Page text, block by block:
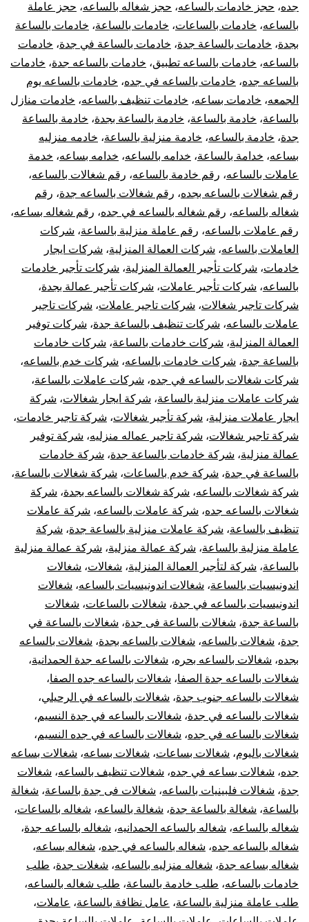
جده، حجز خادمات بالساعه، حجز شغاله بالساعه، حجز عاملة
بالساعه، خادمات بالساعات، خادمات بالساعة، خادمات بالساعة
بجدة، خادمات بالساعة جدة، خادمات بالساعة في جدة، خادمات
بالساعه، خادمات بالساعه تطبيق، خادمات بالساعه جدة، خادمات
بالساعه جده، خادمات بالساعه في جده، خادمات بالساعه يوم
الجمعه، خادمات بساعه، خادمات تنظيف بالساعه، خادمات منازل
بالساعة، خادمة بالساعة، خادمة بالساعة بجدة، خادمة بالساعة
جدة، خادمة بالساعه، خادمة منزلية بالساعة، خادمه منزليه
بساعه، خدامة بالساعة، خدامه بالساعه، خدامه بساعه، خدمة
عاملات بالساعه، رقم خادمة بالساعه، رقم شغالات بالساعه،
رقم شغالات بالساعه بجده، رقم شغالات بالساعه جدة، رقم
شغاله بالساعه، رقم شغاله بالساعه في جده، رقم شغاله بساعه،
رقم عاملات بالساعه، رقم عاملة منزلية بالساعة، شركات
العاملات بالساعه، شركات العمالة المنزلية، شركات ايجار
خادمات، شركات تأجير العمالة المنزلية، شركات تأجير خادمات
بالساعه، شركات تأجير عاملات، شركات تأجير عمالة بجدة،
شركات تاجير شغالات، شركات تاجير عاملات، شركات تاجير
عاملات بالساعه، شركات تنظيف بالساعة جدة، شركات توفير
العمالة المنزلية، شركات خادمات بالساعة، شركات خادمات
بالساعة جدة، شركات خادمات بالساعه، شركات خدم بالساعه،
شركات شغالات بالساعه في جده، شركات عاملات بالساعة،
شركات عاملات منزلية بالساعة، شركة ايجار شغالات، شركة
ايجار عاملات منزلية، شركة تأجير شغالات، شركة تاجير خادمات،
شركة تاجير شغالات، شركة تاجير عماله منزليه، شركة توفير
عمالة منزلية، شركة خادمات بالساعة جدة، شركة خادمات
بالساعة في جدة، شركة خدم بالساعات، شركة شغالات بالساعة،
شركة شغالات بالساعه، شركة شغالات بالساعه بجدة، شركة
شغالات بالساعه جده، شركة عاملات بالساعه، شركة عاملات
تنظيف بالساعة، شركة عاملات منزلية بالساعة جدة، شركة
عاملة منزلية بالساعة، شركة عمالة منزلية، شركة عمالة منزلية
بالساعة، شركة لتأجير العمالة المنزلية، شغالات، شغالات
اندونيسيات بالساعة، شغالات اندونيسيات بالساعه، شغالات
اندونيسيات بالساعه في جدة، شغالات بالساعات، شغالات
بالساعة جدة، شغالات بالساعة فى جدة، شغالات بالساعة في
جدة، شغالات بالساعه، شغالات بالساعه بجدة، شغالات بالساعه
بجده، شغالات بالساعه بحره، شغالات بالساعه جدة الحمدانية،
شغالات بالساعه جدة الصفا، شغالات بالساعه جده الصفا،
شغالات بالساعه جنوب جدة، شغالات بالساعه في الرحيلي،
شغالات بالساعه في جدة، شغالات بالساعه في جدة النسيم،
شغالات بالساعه في جده، شغالات بالساعه في جده النسيم،
شغالات باليوم، شغالات بساعات، شغالات بساعه، شغالات بساعه
جده، شغالات بساعه في جده، شغالات تنظيف بالساعه، شغالات
جدة، شغالات فلبينيات بالساعه، شغالات فى جدة بالساعة، شغالة
بالساعة، شغالة بالساعة جدة، شغالة بالساعه، شغاله بالساعات،
شغاله بالساعه، شغاله بالساعه الحمدانيه، شغاله بالساعه جدة،
شغاله بالساعه جده، شغاله بالساعه في جده، شغاله بساعه،
شغاله بساعه جدة، شغاله منزليه بالساعه، شغلات جدة، طلب
خادمات بالساعه، طلب خادمة بالساعة، طلب شغاله بالساعه،
طلب عاملة منزلية بالساعة، عامل نظافة بالساعة، عاملات،